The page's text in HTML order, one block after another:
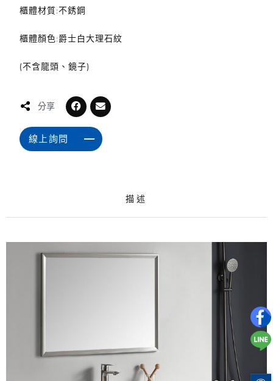
櫃體材質:不銹鋼
櫃體顏色:爵士白大理石紋
(不含龍頭、鏡子)
分享
線上詢問
描述